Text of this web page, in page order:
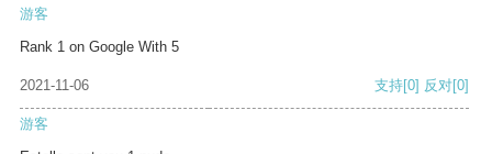
游客
Rank 1 on Google With 5
2021-11-06 支持[0] 反对[0]
游客